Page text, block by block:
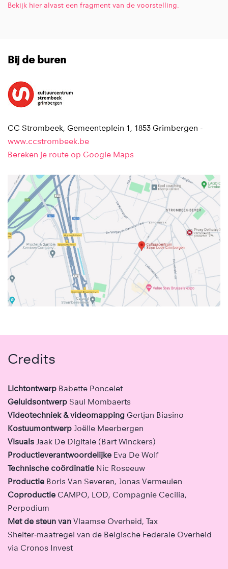
Bekijk hier alvast een fragment van de voorstelling.
Bij de buren
CC Strombeek, Gemeenteplein 1, 1853 Grimbergen -
www.ccstrombeek.be
Bereken je route op Google Maps
Credits
Lichtontwerp Babette Poncelet
Geluidsontwerp Saul Mombaerts
Videotechniek & videomapping Gertjan Biasino
Kostuumontwerp Joëlle Meerbergen
Visuals Jaak De Digitale (Bart Winckers)
Productieverantwoordelijke Eva De Wolf
Technische coördinatie Nic Roseeuw
Productie Boris Van Severen, Jonas Vermeulen
Coproductie CAMPO, LOD, Compagnie Cecilia,
Perpodium
Met de steun van Vlaamse Overheid, Tax
Shelter‑maatregel van de Belgische Federale Overheid
via Cronos Invest